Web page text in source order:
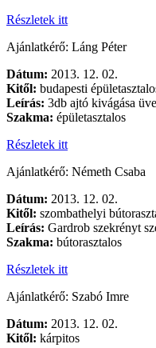
Részletek itt
Ajánlatkérő: Láng Péter
Dátum: 2013. 12. 02.
Kitől: budapesti
Leírás: 3db ajtó kivágása
Szakma: épületasztalos
Részletek itt
Ajánlatkérő: Németh Csaba
Dátum: 2013. 12. 02.
Kitől: szombathelyi
Leírás: Gardrob szekrényt
Szakma: bútorasztalos
Részletek itt
Ajánlatkérő: Szabó Imre
Dátum: 2013. 12. 02.
Kitől: kárpitos